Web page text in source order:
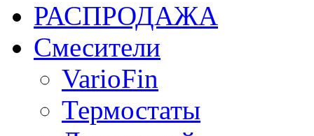
РАСПРОДАЖА
Смесители
VarioFin
Термостаты